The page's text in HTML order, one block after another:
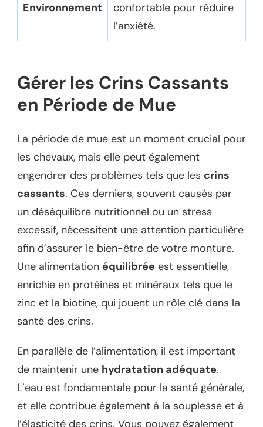
Environnement
confortable pour réduire
l’anxiété.
Gérer les Crins Cassants
en Période de Mue
La période de mue est un moment crucial pour
les chevaux, mais elle peut également
engendrer des problèmes tels que les crins
cassants. Ces derniers, souvent causés par
un déséquilibre nutritionnel ou un stress
excessif, nécessitent une attention particulière
afin d’assurer le bien-être de votre monture.
Une alimentation équilibrée est essentielle,
enrichie en protéines et minéraux tels que le
zinc et la biotine, qui jouent un rôle clé dans la
santé des crins.
En parallèle de l’alimentation, il est important
de maintenir une hydratation adéquate.
L’eau est fondamentale pour la santé générale,
et elle contribue également à la souplesse et à
l’élasticité des crins. Vous pouvez également